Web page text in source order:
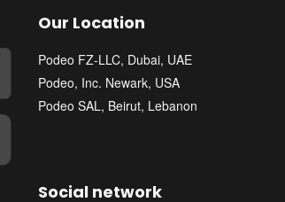
Our Location
Podeo FZ-LLC, Dubai, UAE
Podeo, Inc. Newark, USA
Podeo SAL, Beirut, Lebanon
Social network